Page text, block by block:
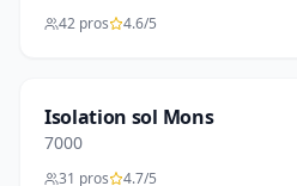
42 pros 4.6/5
Isolation sol Mons
7000
31 pros 4.7/5